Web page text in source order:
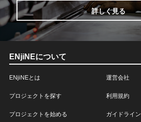
詳しく見る
ENjiNEについて
ENjiNEとは
プロジェクトを探す
プロジェクトを始める
運営会社
利用規約
ガイドライン